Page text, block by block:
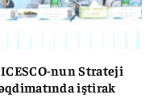
nun Strateji
iştirak